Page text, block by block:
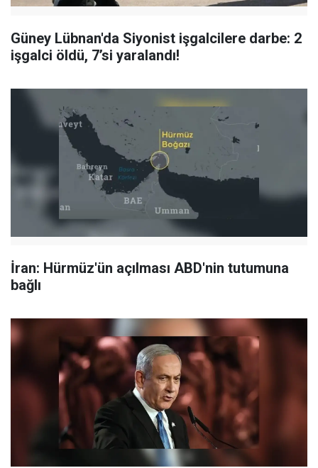
Güney Lübnan'da Siyonist işgalcilere darbe: 2
işgalci öldü, 7’si yaralandı!
İran: Hürmüz'ün açılması ABD'nin tutumuna
bağlı